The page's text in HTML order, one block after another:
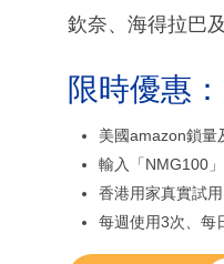
欽奈、海得拉巴
限時優惠
美國amazon鎖量
輸入「NMG100
香港用家真實試
每週使用3次、每